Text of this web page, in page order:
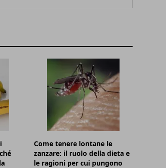
Come tenere lontane le
zanzare: il ruolo della dieta e
le ragioni per cui pungono